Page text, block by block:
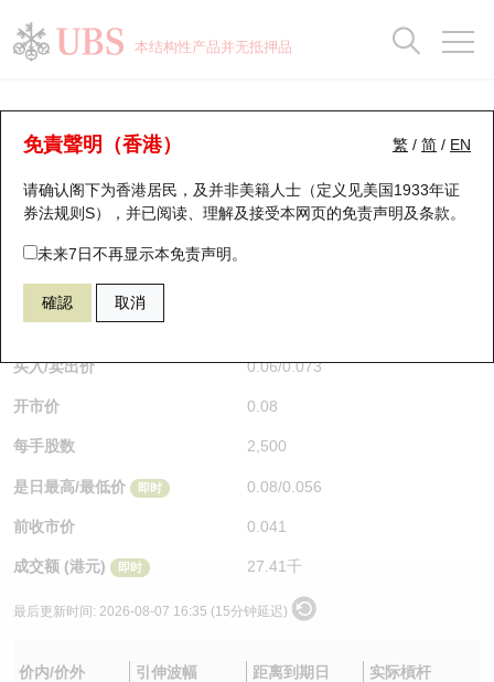
本结构性产品并无抵押品
繁 / 简 / EN
免責聲明（香港）
请确认阁下为香港居民，及并非美籍人士（定义见美国1933年证
券法规则S），并已阅读、理解及接受本网页的免责声明及条款。
未来7日不再显示本免责声明。
確認 取消
认股证分析仪
表现 街货统计 比较
29594 瑞银认购 1888 建滔积层板
$0.06 0.019 (+46.34%)
买入/卖出价 0.06/0.073
开市价 0.08
每手股数 2,500
是日最高/最低价 即时 0.08/0.056
前收市价 0.041
成交额 (港元) 即时 27.41千
最后更新时间: 2026-08-07 16:35 (15分钟延迟)
价内/价外
引伸波幅
距离到期日
实际槓杆
瑞银认股证一览
新发行瑞银认股证
即将到期认股证
认股证到期结算价查找
认股证分析仪
认股证速算机
认股证/牛熊证日志
认股证文件及公告
街货统计
比较
牛熊全景快搜
牛熊证搜寻
牛熊证街货分布图
正股牛熊证列表
新发行瑞银牛熊证
已收回牛熊证剩余价值
牛熊证到期结算价查找
牛熊证分析仪
街货统计
比较
十大升幅/跌幅
十大认股证成交分布
十天股证占大市成交
资金流
街货统计
三十大平均引伸波幅
正股分析仪
二十大活跃股份
恒指成份股
国指成份股
科指成份股
相关资产沽空
中资ETFs溢价比较
AH 股价对照
持股比重
显示所有持股比重
每月轮证大市专题
轮证专栏
讲座及教育短片
认股证投资者教育
牛熊证投资者教育
认股证牛熊证常问问题